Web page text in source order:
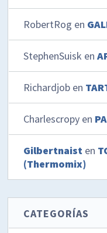
RobertRog en
StephenSuisk en
Richardjob en
Charlescropy en
Gilbertnaist en
(Thermomix)
CATEGORÍAS